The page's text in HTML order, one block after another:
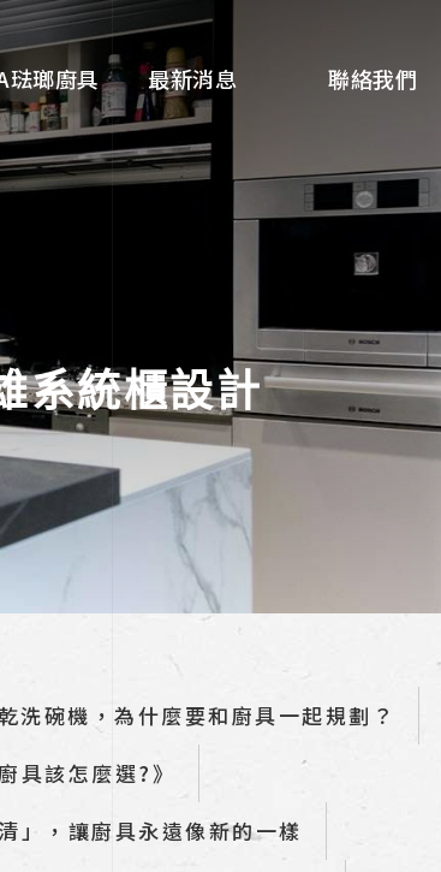
琺瑯廚具
NEWS
最新消息 聯絡我們
系統櫃設計
碗機，為什麼要和廚具一起規劃？
具該怎麼選?》
」，讓廚具永遠像新的一樣